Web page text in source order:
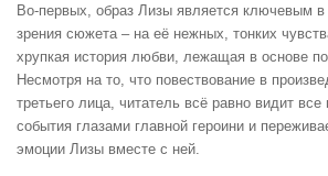
Во-первых, образ Лизы является ключевым в
зрения сюжета – на её нежных, тонких
хрупкая история любви, лежащая в основе
Несмотря на то, что повествование в
третьего лица, читатель всё равно видит
события глазами главной героини и
эмоции Лизы вместе с ней.